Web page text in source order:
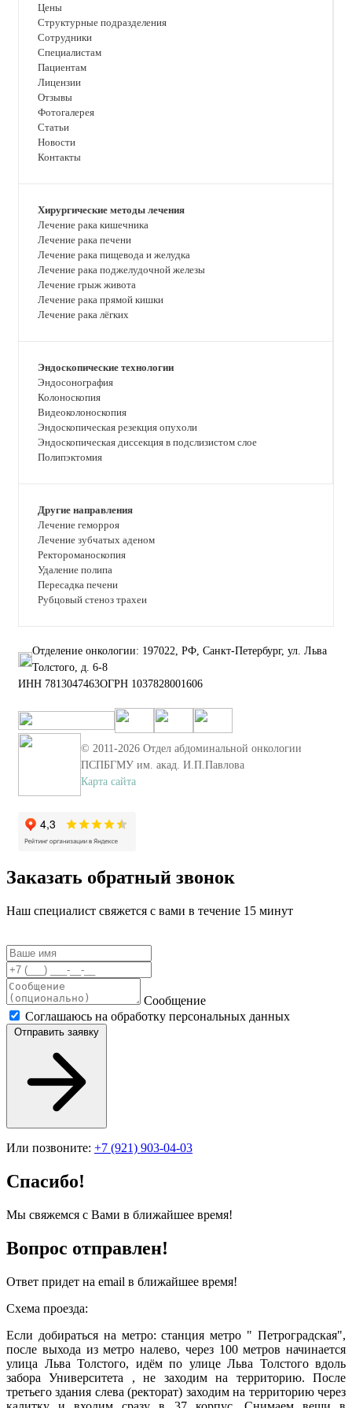
Цены
Структурные подразделения
Сотрудники
Специалистам
Пациентам
Лицензии
Отзывы
Фотогалерея
Статьи
Новости
Контакты
Хирургические методы лечения
Лечение рака кишечника
Лечение рака печени
Лечение рака пищевода и желудка
Лечение рака поджелудочной железы
Лечение грыж живота
Лечение рака прямой кишки
Лечение рака лёгких
Эндоскопические технологии
Эндосонография
Колоноскопия
Видеоколоноскопия
Эндоскопическая резекция опухоли
Эндоскопическая диссекция в подслизистом слое
Полипэктомия
Другие направления
Лечение геморроя
Лечение зубчатых аденом
Ректороманоскопия
Удаление полипа
Пересадка печени
Рубцовый стеноз трахеи
Отделение онкологии: 197022, РФ, Санкт-Петербург, ул. Льва
Толстого, д. 6-8
ИНН 7813047463ОГРН 1037828001606
© 2011-2026 Отдел абдоминальной онкологии
ПСПБГМУ им. акад. И.П.Павлова
Карта сайта
Заказать обратный звонок
Наш специалист свяжется с вами в течение 15 минут
Сообщение
Соглашаюсь на обработку персональных данных
Отправить заявку
Или позвоните: +7 (921) 903-04-03
Спасибо!
Мы свяжемся с Вами в ближайшее время!
Вопрос отправлен!
Ответ придет на email в ближайшее время!
Схема проезда:
Если добираться на метро: станция метро " Петроградская",
после выхода из метро налево, через 100 метров начинается
улица Льва Толстого, идём по улице Льва Толстого вдоль
забора Университета , не заходим на территорию. После
третьего здания слева (ректорат) заходим на территорию через